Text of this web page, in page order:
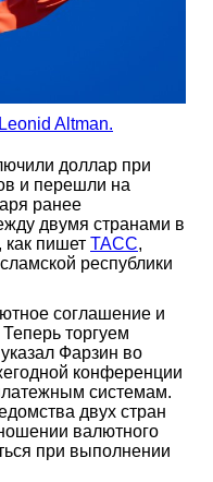
Altman.
доллар при
и перешли на
ранее
двумя странами в
пишет ТАСС,
республики
соглашение и
торгуем
Фарзин во
конференции
системам.
двух стран
валютного
при выполнении